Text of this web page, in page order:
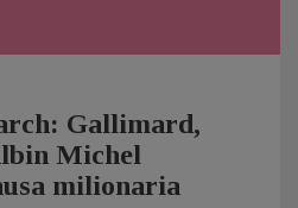
Gallimard,
Michel
milionaria